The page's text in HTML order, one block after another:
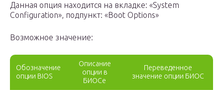
Данная опция находится на вкладке: «System
Configuration», подпункт: «Boot Options»
Возможное значение:
Обозначение
опции BIOS
Описание
опции в
БИОСе
Переведенное
значение опции БИОС